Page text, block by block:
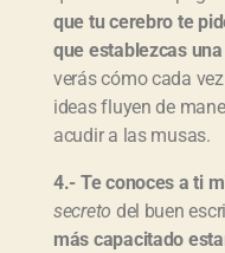
que tu cerebro te
que establezcas
verás cómo cada
ideas fluyen de
acudir a las musas.
4.- Te conoces a ti
secreto del buen
más capacitado